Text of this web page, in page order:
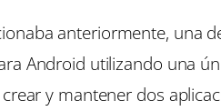
anteriormente, una
Android utilizando una
y mantener dos